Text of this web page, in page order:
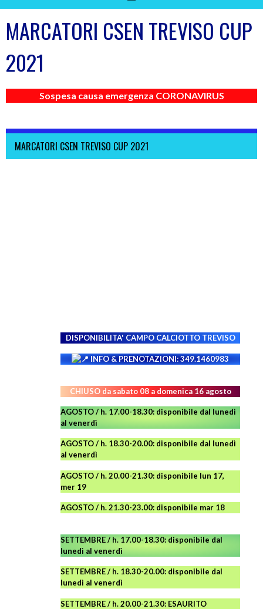
MARCATORI CSEN TREVISO CUP
2021
Sospesa causa emergenza CORONAVIRUS
MARCATORI CSEN TREVISO CUP 2021
DISPONIBILITA' CAMPO CALCIOTTO TREVISO
INFO & PRENOTAZIONI: 349.1460983
CHIUSO da sabato 08 a domenica 16 agosto
AGOSTO / h. 17.00-18.30: disponibile dal lunedì
al venerdì
AGOSTO/ h. 18.30-20.00: disponibile dal lunedì
al venerdì
AGOSTO / h. 20.00-21.30: disponibile lun 17,
mer 19
AGOSTO/ h. 21.30-23.00: disponibile mar 18
SETTEMBRE / h. 17.00-18.30: disponibile dal
lunedì al venerdì
SETTEMBRE / h. 18.30-20.00: disponibile dal
lunedì al venerdì
SETTEMBRE / h. 20.00-21.30: ESAURITO